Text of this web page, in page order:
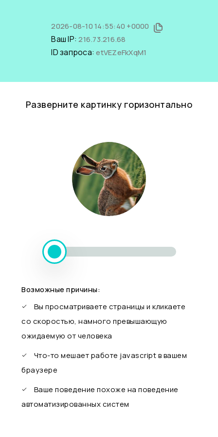
2026-08-10 14:55:40 +0000
Ваш IP:216.73.216.68
ID запроса:etVEZeFkXqM1
Разверните картинку горизонтально
Возможные причины:
Вы просматриваете страницы и кликаете
со скоростью, намного превышающую
ожидаемую от человека
Что-то мешает работе javascript в вашем
браузере
Ваше поведение похоже на поведение
автоматизированных систем